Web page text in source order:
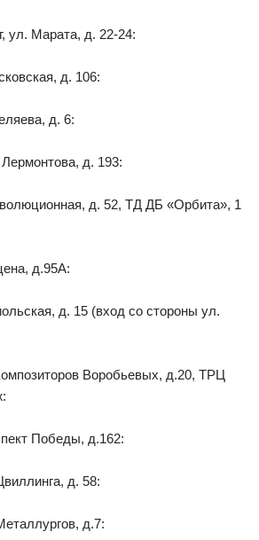
ул. Марата, д. 22-24:
д. 106:
д. 6:
д. 193:
д. 52, ТД ДБ «Орбита», 1
д.95А:
д. 15 (вход со стороны ул.
Воробьевых, д.20, ТРЦ
Победы, д.162:
д. 58:
д.7: